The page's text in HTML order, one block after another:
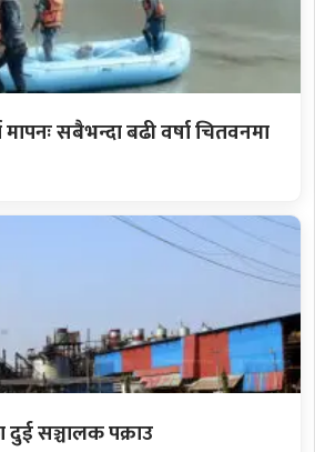
सबैभन्दा बढी वर्षा चितवनमा
दुई सञ्चालक पक्राउ